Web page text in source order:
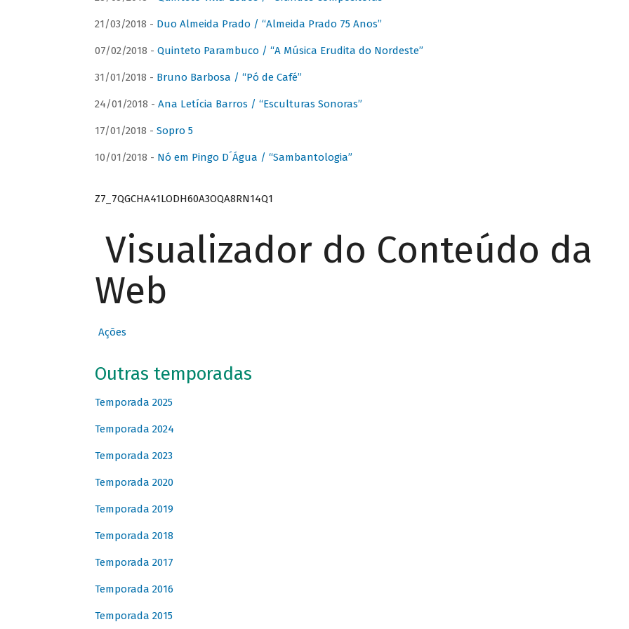
21/03/2018 - Duo Almeida Prado / “Almeida Prado 75 Anos”
07/02/2018 - Quinteto Parambuco / “A Música Erudita do Nordeste”
31/01/2018 - Bruno Barbosa / “Pó de Café”
24/01/2018 - Ana Letícia Barros / “Esculturas Sonoras”
17/01/2018 - Sopro 5
10/01/2018 - Nó em Pingo D´Água / “Sambantologia”
Z7_7QGCHA41LODH60A3OQA8RN14Q1
Visualizador do Conteúdo da
Web
Ações
Outras temporadas
Temporada 2025
Temporada 2024
Temporada 2023
Temporada 2020
Temporada 2019
Temporada 2018
Temporada 2017
Temporada 2016
Temporada 2015